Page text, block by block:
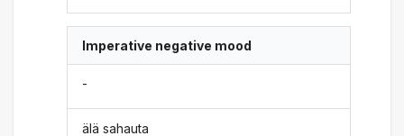
Imperative negative mood
-
älä sahauta